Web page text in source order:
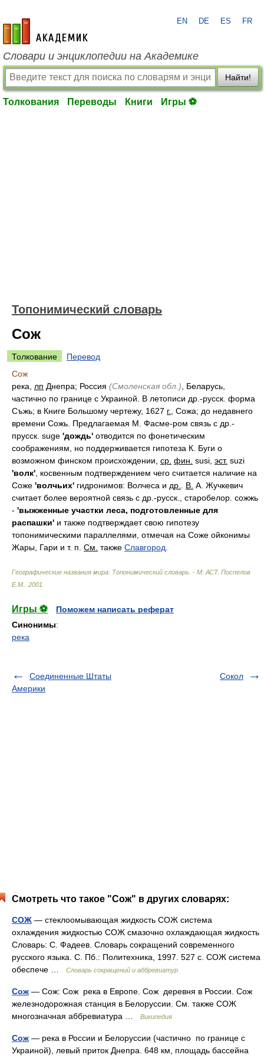
academic.ru
EN DE ES FR
Словари и энциклопедии на Академике
Найти!
Толкования Переводы Книги Игры ⚽
Топонимический словарь
Сож
Толкование
Перевод
Сож
река, лп Днепра; Россия (Смоленская обл.) , Беларусь,
частично по границе с Украиной. В летописи др.-русск. форма
Съжь; в Книге Большому чертежу, 1627 г.
, Сожа; до недавнего
времени Сожь. Предлагаемая М. Фасме-ром связь с др.-
прусск. suge 'дождь' отводится по фонетическим
соображениям, но поддерживается гипотеза К. Буги о
возможном финском происхождении, ср. фин. susi, эст. suzi
'волк' , косвенным подтверждением чего считается наличие на
Соже 'волчьих' гидронимов: Волчеса и др. В. А. Жучкевич
считает более вероятной связь с др.-русск., старобелор. сожжь
- 'выжженные участки леса, подготовленные для
распашки' и также подтверждает свою гипотезу
топонимическими параллелями, отмечая на Соже ойконимы
Жары, Гари и т. п. См. также Славгород
Географические названия мира: Топонимический словарь. - М: АСТ. Поспелов
Е.М.
2001
Игры ⚽
Поможем написать реферат
Синонимы:
река
Соединенные Штаты
Америки
Сокол
Смотреть что такое "Сож" в других словарях:
СОЖ — стеклоомывающая жидкость СОЖ система
охлаждения жидкостью СОЖ смазочно охлаждающая жидкость
Словарь: С. Фадеев. Словарь сокращений современного
русского языка. С. Пб.: Политехника, 1997. 527 с. СОЖ система
обеспече …
Словарь сокращений и аббревиатур
Сож — Сож: Сож река в Европе. Сож деревня в России. Сож
железнодорожная станция в Белоруссии. См. также СОЖ
многозначная аббревиатура …
Википедия
Сож — река в России и Белоруссии (частично по границе с
Украиной), левый приток Днепра. 648 км, площадь бассейна